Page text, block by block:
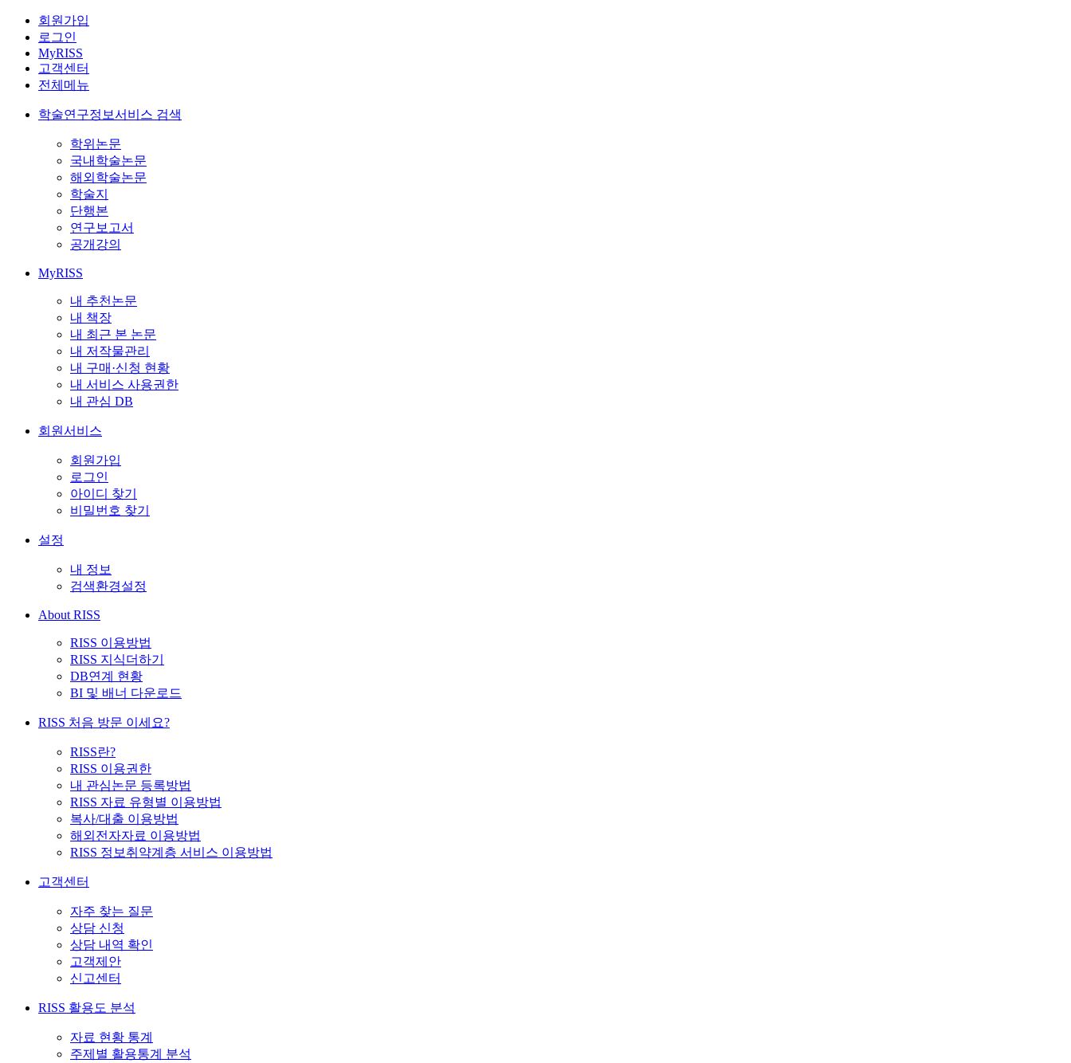
회원가입
로그인
MyRISS
고객센터
전체메뉴
학술연구정보서비스 검색
학위논문
국내학술논문
해외학술논문
학술지
단행본
연구보고서
공개강의
MyRISS
내 추천논문
내 책장
내 최근 본 논문
내 저작물관리
내 구매·신청 현황
내 서비스 사용권한
내 관심 DB
회원서비스
회원가입
로그인
아이디 찾기
비밀번호 찾기
설정
내 정보
검색환경설정
About RISS
RISS 이용방법
RISS 지식더하기
DB연계 현황
BI 및 배너 다운로드
RISS 처음 방문 이세요?
RISS란?
RISS 이용권한
내 관심논문 등록방법
RISS 자료 유형별 이용방법
복사/대출 이용방법
해외전자자료 이용방법
RISS 정보취약계층 서비스 이용방법
고객센터
자주 찾는 질문
상담 신청
상담 내역 확인
고객제안
신고센터
RISS 활용도 분석
자료 현황 통계
주제별 활용통계 분석